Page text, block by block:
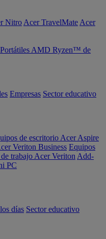
Nitro Acer TravelMate Acer
Portátiles AMD Ryzen™ de
Empresas Sector educativo
de escritorio Acer Aspire
Veriton Business Equipos
trabajo Acer Veriton Add-
PC
días Sector educativo